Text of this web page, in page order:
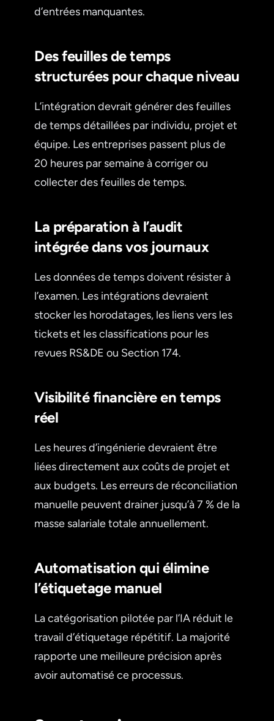
d’entrées manquantes.
Des feuilles de temps
structurées pour chaque niveau
L’intégration devrait générer des feuilles
de temps détaillées par individu, projet et
équipe. Les entreprises passent plus de
20 heures par semaine à corriger ou
collecter des feuilles de temps.
La préparation à l’audit
intégrée dans vos journaux
Les données de temps doivent résister à
l’examen. Les intégrations devraient
stocker les horodatages, les liens vers les
tickets et les classifications pour les
revues RS&DE ou Section 174.
Visibilité financière en temps
réel
Les heures d’ingénierie devraient être
liées directement aux coûts de projet et
aux budgets. Les erreurs de réconciliation
manuelle peuvent drainer jusqu’à 7 % de la
masse salariale totale annuellement.
Automatisation qui élimine
l’étiquetage manuel
La catégorisation pilotée par l’IA réduit le
travail d’étiquetage répétitif. La majorité
rapporte une meilleure précision après
avoir automatisé ce processus.